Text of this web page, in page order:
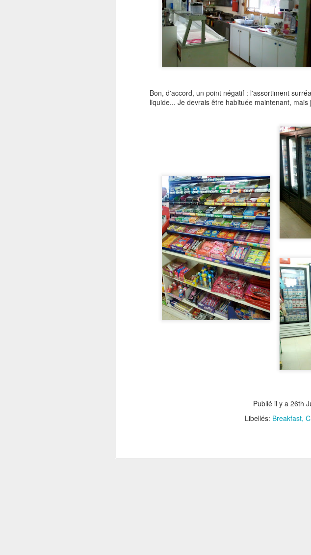
Bon, d'accord, un point négatif : l'assortiment
liquide... Je devrais être habituée maintenant, mais
Publié il y a 26th
Libellés: Breakfast